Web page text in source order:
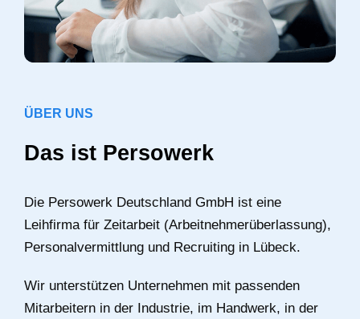
ÜBER UNS
Das ist Persowerk
Die Persowerk Deutschland GmbH ist eine
Leihfirma für Zeitarbeit (Arbeitnehmerüberlassung),
Personalvermittlung und Recruiting in Lübeck.
Wir unterstützen Unternehmen mit passenden
Mitarbeitern in der Industrie, im Handwerk, in der